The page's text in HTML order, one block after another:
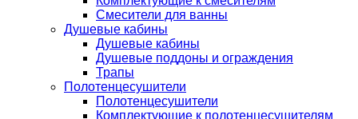
Смесители для ванны
Душевые кабины
Душевые кабины
Душевые поддоны и ограждения
Трапы
Полотенцесушители
Полотенцесушители
Комплектующие к полотенцесушителям